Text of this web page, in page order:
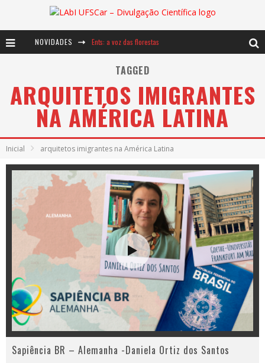
NOVIDADES Ents: a voz das florestas
Notáveis: Bertha Lutz
Baú de Histórias - A jamais imaginada aventura com os moinhos de vento
TAGGED
ARQUITETOS IMIGRANTES
NA AMÉRICA LATINA
Inicial arquitetos imigrantes na América Latina
Sapiência BR – Alemanha -Daniela Ortiz dos Santos